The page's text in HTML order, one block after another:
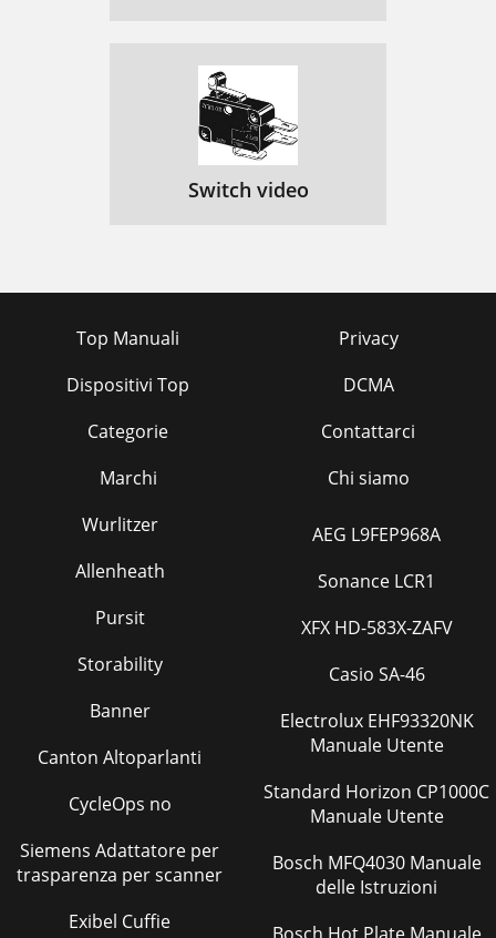
Switch video
Top Manuali
Dispositivi Top
Categorie
Marchi
Privacy
DCMA
Contattarci
Chi siamo
Wurlitzer
Allenheath
Pursit
Storability
Banner
Canton Altoparlanti
CycleOps no
Siemens Adattatore per
trasparenza per scanner
Exibel Cuffie
AEG L9FEP968A
Sonance LCR1
XFX HD-583X-ZAFV
Casio SA-46
Electrolux EHF93320NK
Manuale Utente
Standard Horizon CP1000C
Manuale Utente
Bosch MFQ4030 Manuale
delle Istruzioni